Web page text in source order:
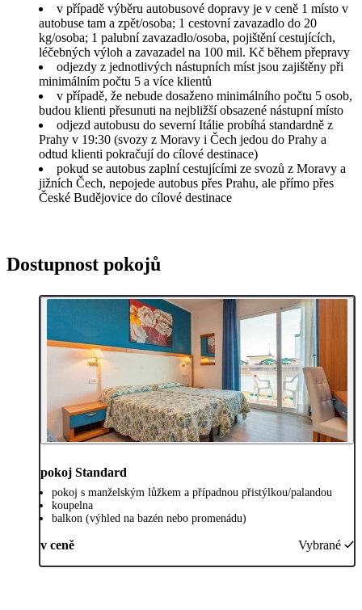
v případě výběru autobusové dopravy je v ceně 1 místo v
autobuse tam a zpět/osoba; 1 cestovní zavazadlo do 20
kg/osoba; 1 palubní zavazadlo/osoba, pojištění cestujících,
léčebných výloh a zavazadel na 100 mil. Kč během přepravy
odjezdy z jednotlivých nástupních míst jsou zajištěny při
minimálním počtu 5 a více klientů
v případě, že nebude dosaženo minimálního počtu 5 osob,
budou klienti přesunuti na nejbližší obsazené nástupní místo
odjezd autobusu do severní Itálie probíhá standardně z
Prahy v 19:30 (svozy z Moravy i Čech jedou do Prahy a
odtud klienti pokračují do cílové destinace)
pokud se autobus zaplní cestujícími ze svozů z Moravy a
jižních Čech, nepojede autobus přes Prahu, ale přímo přes
České Budějovice do cílové destinace
Dostupnost pokojů
pokoj Standard
pokoj s manželským lůžkem a případnou přistýlkou/palandou
koupelna
balkon (výhled na bazén nebo promenádu)
v ceně Vybrané